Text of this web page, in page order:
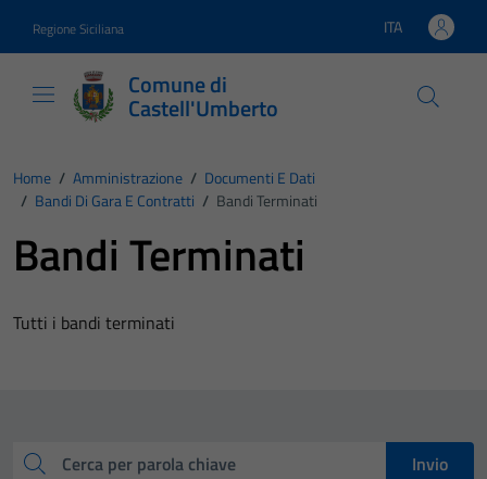
Regione Siciliana Lingua attiva:
ITA
Comune di
Castell'Umberto
Home / Amministrazione / Documenti E Dati
/ Bandi Di Gara E Contratti / Bandi Terminati
Bandi Terminati
Tutti i bandi terminati
Cerca
Invio